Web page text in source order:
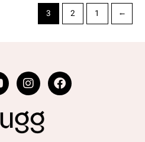
→
1
2
3